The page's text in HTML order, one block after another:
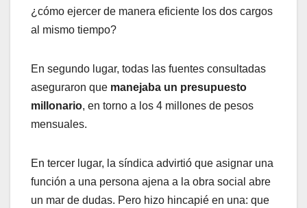
¿cómo ejercer de manera eficiente los dos cargos
al mismo tiempo?
En segundo lugar, todas las fuentes consultadas
aseguraron que manejaba un presupuesto
millonario, en torno a los 4 millones de pesos
mensuales.
En tercer lugar, la síndica advirtió que asignar una
función a una persona ajena a la obra social abre
un mar de dudas. Pero hizo hincapié en una: que